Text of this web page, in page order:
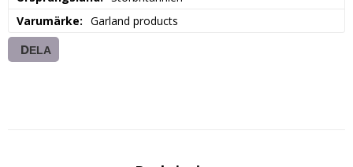
Varumärke
Garland products
DELA